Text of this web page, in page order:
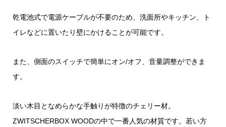
ヤ
ー
乾電池式で電源ケーブルが不要のため、洗面所やキッチン、ト
イレなどに置いたり壁にかけることが可能です。
また、側面のスイッチで簡単にオン/オフ、音量調整ができま
す。
淡い木目となめらかな手触りが特徴のチェリー材。
ZWITSCHERBOX WOODの中で一番人気の材質です。若い方